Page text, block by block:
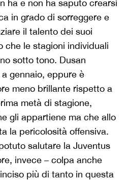
ha e non ha saputo crearsi
in grado di sorreggere e
il talento dei suoi
che le stagioni individuali
sotto tono. Dusan
gennaio, eppure è
meno brillante rispetto a
metà di stagione,
gli appartiene ma che allo
la pericolosità offensiva.
salutare la Juventus
invece – colpa anche
più di tanto in questa